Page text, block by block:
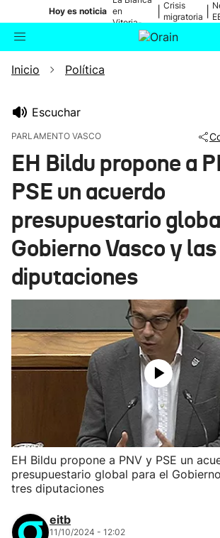
Hoy es noticia en
Vitoria-
Gasteiz
Crisis
migratoria
Buscador
Ikusmiran
Eguraldia
Inicio Política
Escuchar
PARLAMENTO VASCO
EH Bildu propone a
PSE un acuerdo
presupuestario
Gobierno Vasco y
diputaciones
EH Bildu propone a PNV y PSE un
presupuestario global para el
tres diputaciones
eitb
11/10/2024 - 12:02